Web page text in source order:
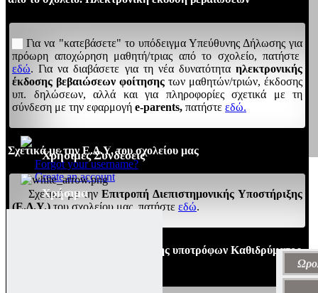
Για να "κατεβάσετε" το υπόδειγμα Υπεύθυνης Δήλωσης για
πρόωρη αποχώρηση μαθητή/τριας από το σχολείο, πατήστε
εδώ. Για να διαβάσετε για τη νέα δυνατότητα ηλεκτρονικής
έκδοσης βεβαιώσεων φοίτησης των μαθητών/τριών, έκδοσης
υπ. δηλώσεων, αλλά και για πληροφορίες σχετικά με τη
σύνδεση με την εφαρμογή e-parents, πατήστε εδώ.
Σχετικά με την Ε.Δ.Υ. του σχολείου μας
Σχετικά με τηνΕπιτροπή Διεπιστημονικής Υποστήριξης
(Ε.Δ.Υ.)του σχολείου μας, πατήστε εδώ.
4/9/2024: Προκήρυξη πρόσληψης υποτρόφων Καθιδρύματος
Forgot your username?
Create an account
Χρήσιμα
Χρήσιμες Συνδέσεις